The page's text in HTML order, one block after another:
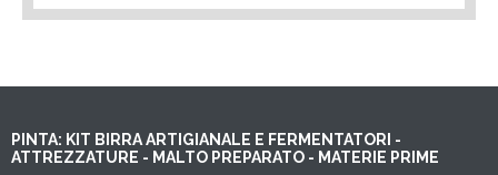
PINTA: KIT BIRRA ARTIGIANALE E FERMENTATORI -
ATTREZZATURE - MALTO PREPARATO - MATERIE PRIME